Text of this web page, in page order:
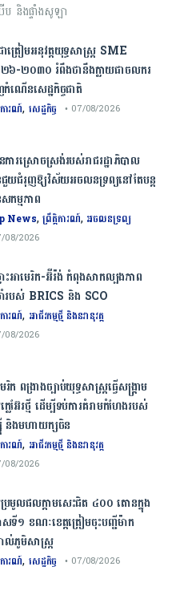
និងផ្ទាំងសូឡា
ា​ត្រៀមអនុវត្ត​យុទ្ធសាស្ត្រ​ ​SME​
៦​-​២០៣០​ រំពឹងថានឹងក្លាយ​ជា​ចលករ​
ណើន​សេដ្ឋកិច្ច​ជាតិ​
ការណ៍, សេដ្ឋកិច្ច • 07/08/2026
ការស្រោចស្រង់របស់រាជរដ្ឋាភិបាល​
យ​ជំរុញឱ្យវិស័យ​អចលនទ្រព្យនៅតែបន្ត​
កម្មភាព
News,ព្រឹត្តិការណ៍, អចលនទ្រព្យ
08/2026
ះ​អាមេរិក​-​អ៊ីរ៉ង់​ ​កំពុង​សាកល្បង​ភាព​
របស់​ ​BRICS​ ​និង​ ​SCO​
ការណ៍, អាជីវកម្មថ្មី និងនវានុវត្ត
08/2026
រិក​ ពង្រាងច្បាប់​យុទ្ធសាស្ត្រ​ធ្វើ​សង្គ្រាម​
េអ៊ែរ​ថ្មី ដើម្បីទប់ការគំរាមកំហែងរបស់​
និងមហាយក្សចិន
ការណ៍, អាជីវកម្មថ្មី និងនវានុវត្ត
08/2026
រមូល​ផល​ក្តាម​សេះ​ជិត​ ​៤០០ ​តោន​ក្នុង​
ទី​១​ ​ខណៈ​ខេត្ត​ត្រៀម​ចុះបញ្ជី​ម៉ាក​
ល់​ភូមិសាស្ត្រ​
ការណ៍, សេដ្ឋកិច្ច • 07/08/2026